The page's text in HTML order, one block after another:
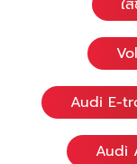
ใ
Audi E-
Audi